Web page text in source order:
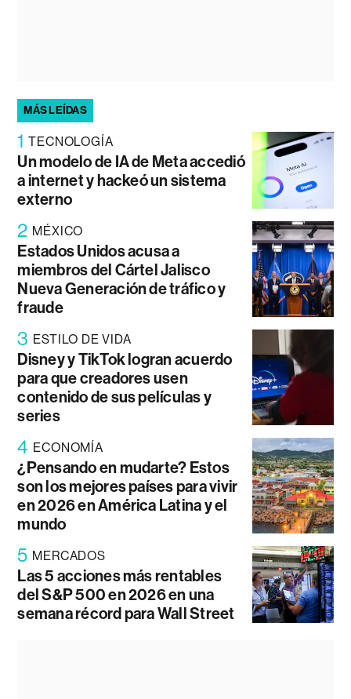
MÁS LEÍDAS
1 TECNOLOGÍA
Un modelo de IA de Meta accedió
a internet y hackeó un sistema
externo
2 MÉXICO
Estados Unidos acusa a
miembros del Cártel Jalisco
Nueva Generación de tráfico y
fraude
3 ESTILO DE VIDA
Disney y TikTok logran acuerdo
para que creadores usen
contenido de sus películas y
series
4 ECONOMÍA
¿Pensando en mudarte? Estos
son los mejores países para vivir
en 2026 en América Latina y el
mundo
5 MERCADOS
Las 5 acciones más rentables
del S&P 500 en 2026 en una
semana récord para Wall Street